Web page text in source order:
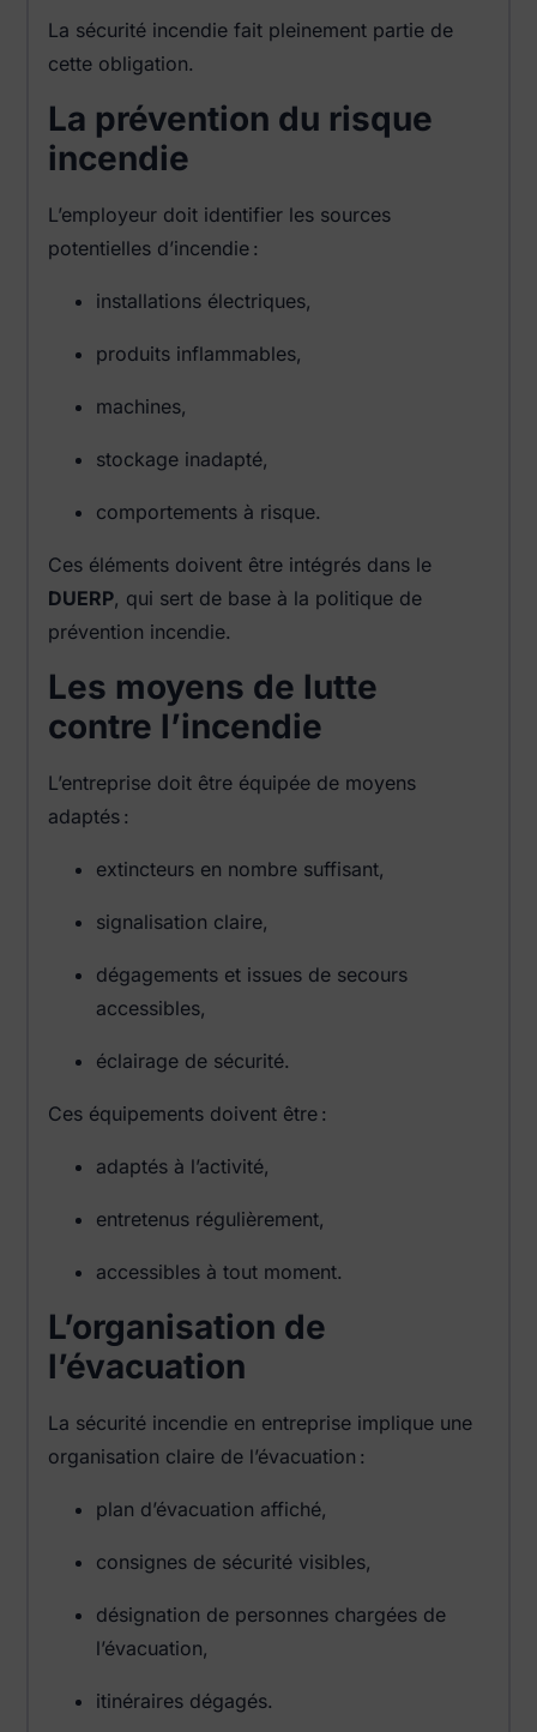
La sécurité incendie fait pleinement partie de
cette obligation.
La prévention du risque
incendie
L’employeur doit identifier les sources
potentielles d’incendie :
installations électriques,
produits inflammables,
machines,
stockage inadapté,
comportements à risque.
Ces éléments doivent être intégrés dans le
DUERP, qui sert de base à la politique de
prévention incendie.
Les moyens de lutte
contre l’incendie
L’entreprise doit être équipée de moyens
adaptés :
extincteurs en nombre suffisant,
signalisation claire,
dégagements et issues de secours
accessibles,
éclairage de sécurité.
Ces équipements doivent être :
adaptés à l’activité,
entretenus régulièrement,
accessibles à tout moment.
L’organisation de
l’évacuation
La sécurité incendie en entreprise implique une
organisation claire de l’évacuation :
plan d’évacuation affiché,
consignes de sécurité visibles,
désignation de personnes chargées de
l’évacuation,
itinéraires dégagés.